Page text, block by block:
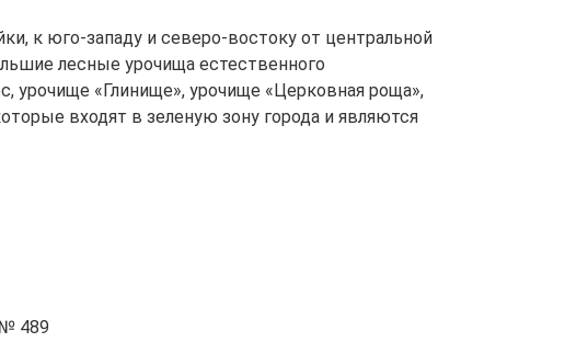
к юго-западу и северо-востоку от центральной
лесные урочища естественного
урочище «Глинище», урочище «Церковная роща»,
входят в зеленую зону города и являются
489